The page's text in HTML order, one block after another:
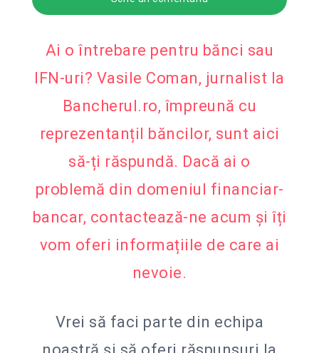
Ai o întrebare pentru bănci sau
IFN-uri? Vasile Coman, jurnalist la
Bancherul.ro, împreună cu
reprezentanțiI băncilor, sunt aici
să-ți răspundă. Dacă ai o
problemă din domeniul financiar-
bancar, contactează-ne acum și îți
vom oferi informațiile de care ai
nevoie.
Vrei să faci parte din echipa